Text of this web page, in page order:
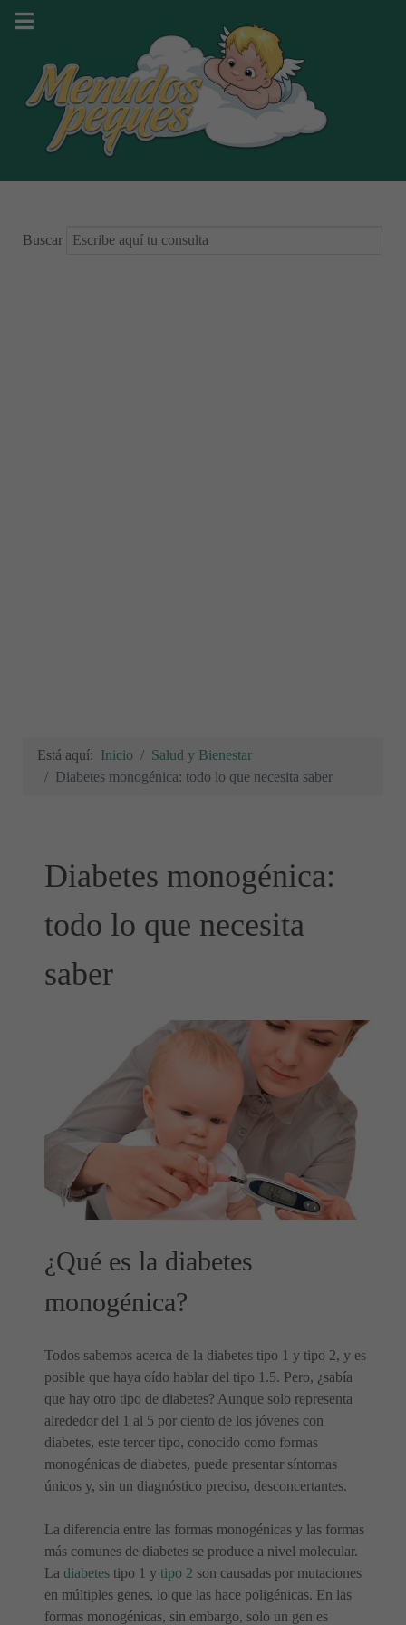
Buscar
Está aquí: Inicio
Salud y Bienestar
Diabetes monogénica: todo lo que necesita saber
Diabetes monogénica:
todo lo que necesita
saber
¿Qué es la diabetes
monogénica?
Todos sabemos acerca de la diabetes tipo 1 y tipo 2, y es
posible que haya oído hablar del tipo 1.5. Pero, ¿sabía
que hay otro tipo de diabetes? Aunque solo representa
alrededor del 1 al 5 por ciento de los jóvenes con
diabetes, este tercer tipo, conocido como formas
monogénicas de diabetes, puede presentar síntomas
únicos y, sin un diagnóstico preciso, desconcertantes.
La diferencia entre las formas monogénicas y las formas
más comunes de diabetes se produce a nivel molecular.
La diabetes tipo 1 y tipo 2 son causadas por mutaciones
en múltiples genes, lo que las hace poligénicas. En las
formas monogénicas, sin embargo, solo un gen es